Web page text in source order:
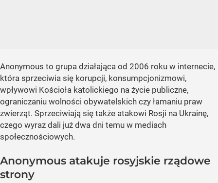
Anonymous to grupa działająca od 2006 roku w internecie,
która sprzeciwia się korupcji, konsumpcjonizmowi,
wpływowi Kościoła katolickiego na życie publiczne,
ograniczaniu wolności obywatelskich czy łamaniu praw
zwierząt. Sprzeciwiają się także atakowi Rosji na Ukrainę,
czego wyraz dali już dwa dni temu w mediach
społecznościowych.
Anonymous atakuje rosyjskie rządowe
strony